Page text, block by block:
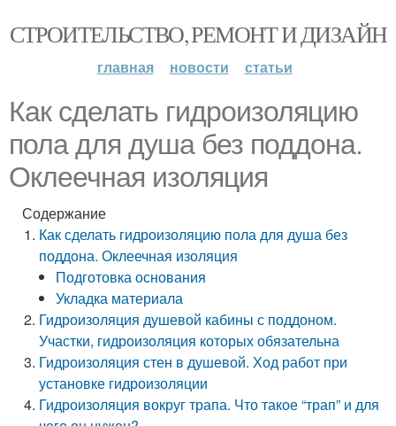
СТРОИТЕЛЬСТВО, РЕМОНТ И ДИЗАЙН
главная новости статьи
Как сделать гидроизоляцию
пола для душа без поддона.
Оклеечная изоляция
Содержание
Как сделать гидроизоляцию пола для душа без
поддона. Оклеечная изоляция
Подготовка основания
Укладка материала
Гидроизоляция душевой кабины с поддоном.
Участки, гидроизоляция которых обязательна
Гидроизоляция стен в душевой. Ход работ при
установке гидроизоляции
Гидроизоляция вокруг трапа. Что такое “трап” и для